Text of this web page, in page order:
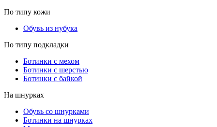
По типу кожи
Обувь из нубука
По типу подкладки
Ботинки с мехом
Ботинки с шерстью
Ботинки с байкой
На шнурках
Обувь со шнурками
Ботинки на шнурках